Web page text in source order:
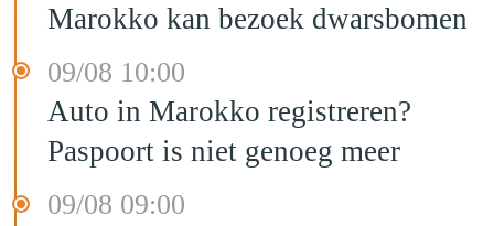
Marokko kan bezoek dwarsbomen
09/08 10:00
Auto in Marokko registreren?
Paspoort is niet genoeg meer
09/08 09:00